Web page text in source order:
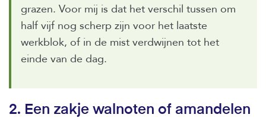
grazen. Voor mij is dat het verschil tussen om
half vijf nog scherp zijn voor het laatste
werkblok, of in de mist verdwijnen tot het
einde van de dag.
2. Een zakje walnoten of amandelen